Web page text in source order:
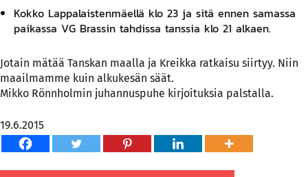
Kokko Lappalaistenmäellä klo 23 ja sitä ennen samassa
paikassa VG Brassin tahdissa tanssia klo 21 alkaen.
Jotain mätää Tanskan maalla ja Kreikka ratkaisu siirtyy. Niin
maailmamme kuin alkukesän säät.
Mikko Rönnholmin juhannuspuhe kirjoituksia palstalla.
19.6.2015